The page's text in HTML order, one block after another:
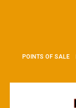
POINTS OF SALE